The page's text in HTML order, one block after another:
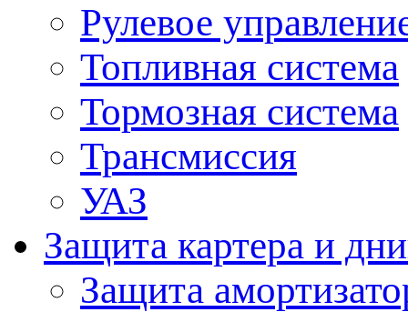
Рулевое
Топливная система
Тормозная система
Трансмиссия
УАЗ
Защита картера и
Защита